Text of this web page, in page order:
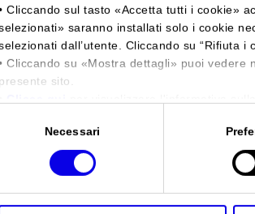
Cliccando sul tasto «Accetta tutti i cookie»
» saranno installati solo i cookie
dall’utente. Cliccando su “Rifiuta i
Cliccando su «Mostra dettagli» puoi vedere
presente sito.
Necessari
Data